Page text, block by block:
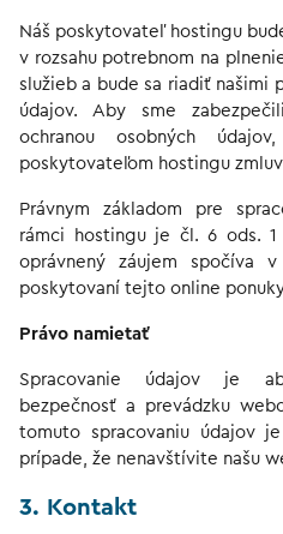
Náš poskytovateľ hostingu
v rozsahu potrebnom na
služieb a bude sa riadiť našimi
údajov. Aby sme
ochranou osobných
poskytovateľom hostingu
Právnym základom pre
rámci hostingu je čl. 6 ods.
oprávnený záujem spočíva
poskytovaní tejto online
Právo namietať
Spracovanie údajov je
bezpečnosť a prevádzku
tomuto spracovaniu údajov
prípade, že nenavštívite našu
3. Kontakt